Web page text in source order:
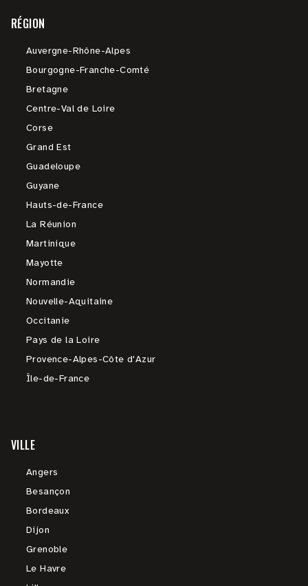
RÉGION
Auvergne-Rhône-Alpes
Bourgogne-Franche-Comté
Bretagne
Centre-Val de Loire
Corse
Grand Est
Guadeloupe
Guyane
Hauts-de-France
La Réunion
Martinique
Mayotte
Normandie
Nouvelle-Aquitaine
Occitanie
Pays de la Loire
Provence-Alpes-Côte d'Azur
Île-de-France
VILLE
Angers
Besançon
Bordeaux
Dijon
Grenoble
Le Havre